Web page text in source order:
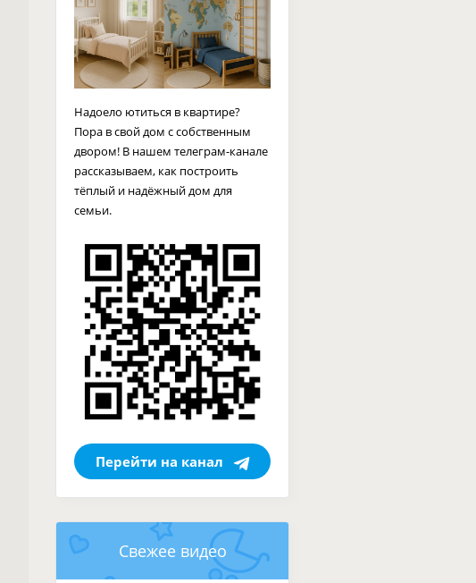
Надоело ютиться в квартире?
Пора в свой дом с собственным
двором! В нашем телеграм-канале
рассказываем, как построить
тёплый и надёжный дом для
семьи.
Перейти на канал
Свежее видео